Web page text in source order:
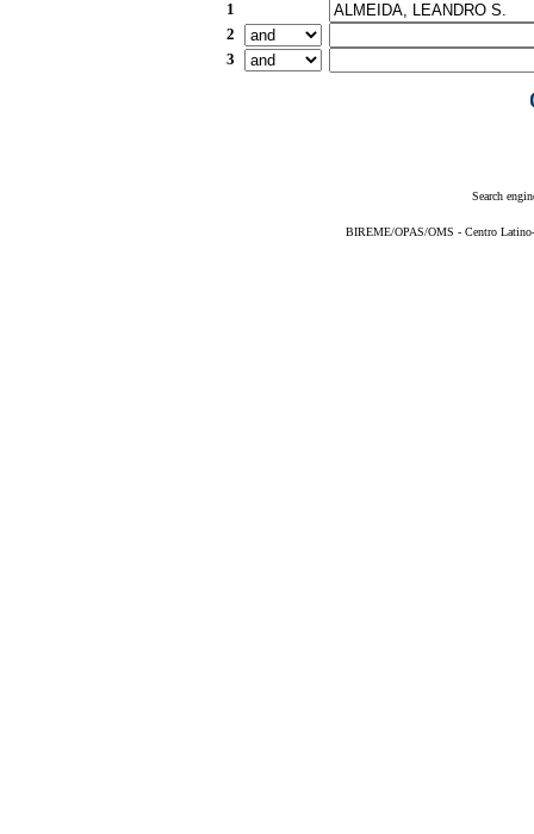
1
2
3
Search
BIREME/OPAS/OMS - Centro Latino-